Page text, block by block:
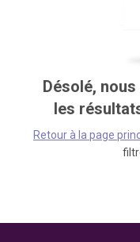
Désolé,
les
Retour à la page